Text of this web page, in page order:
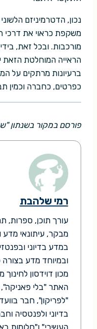
נכון, הדטרמיניזם
משקפת כראוי את דרכי
מורכבות. ובכל זאת,
הראייה המוחלטת הזאת
ברעיונות מרתקים על
כפרטים, כחברה וכמין
פורסם במקור בשנתון
רמי שלהבת
עורך תוכן, ספרות,
מבקר, עיתונאי מדע
במדע בדיוני
ובמיוחד מדע
מכון דוידסון
האתר "בלי
"לפריקון", חבר
בדיוני ולפנטסיה
העשירי" ו"חלומות